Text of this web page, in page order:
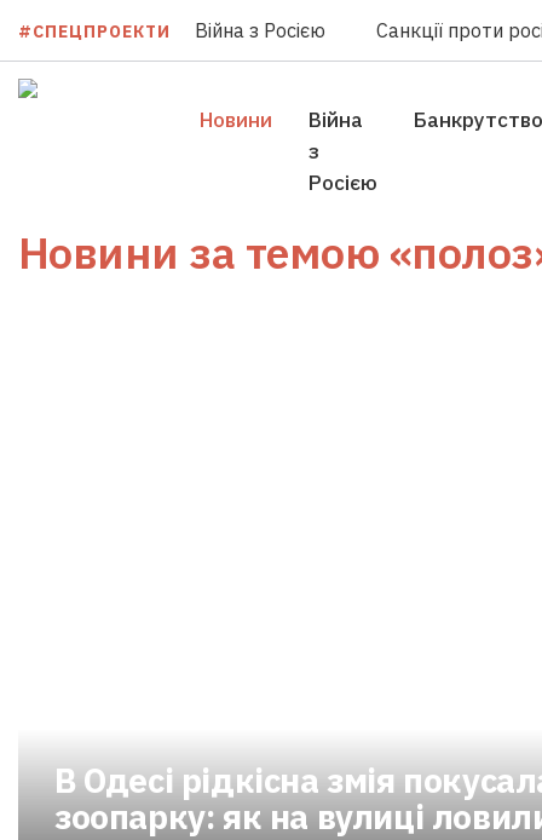
#СПЕЦПРОЕКТИ Війна з Росією Санкції проти
Новини
Війна
з
Росією
Банкрутство
Новини за темою
В Одесі рідкісна змія
зоопарку: як на вулиці